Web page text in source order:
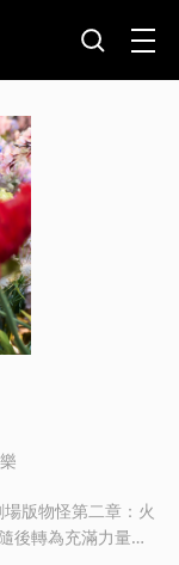
後轉為充滿力量的